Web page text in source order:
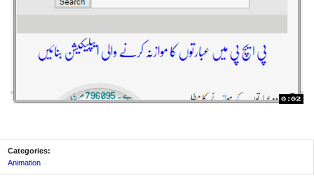
Categories:
Animation